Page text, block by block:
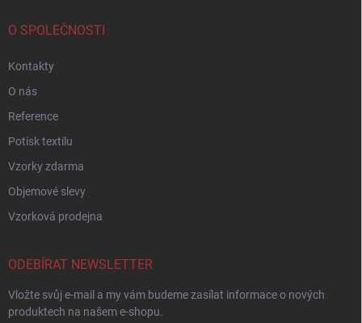
O SPOLEČNOSTI
Kontakty
O nás
Reference
Potisk textilu
Vzorky zdarma
Objemové slevy
Vzorková prodejna
ODEBÍRAT NEWSLETTER
Vložte svůj e-mail a my vám budeme zasílat informace o nových
produktech na našem e-shopu.